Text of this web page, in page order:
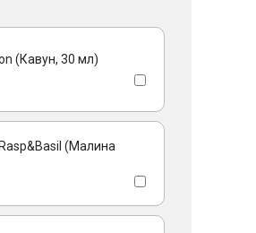
(Кавун, 30 мл)
(Малина